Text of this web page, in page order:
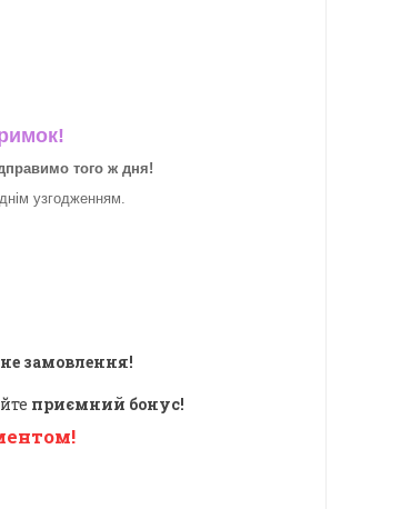
того ж дня!
узгодженням.
замовлення!
приємний бонус!